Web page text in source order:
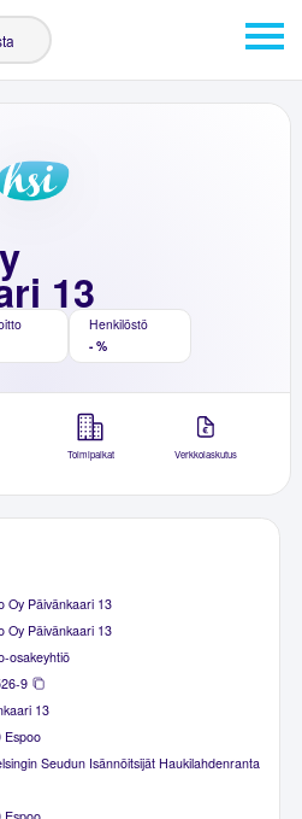
13
Henkilöstö
- %
Toimipaikat Verkkolaskutus
Oy Päivänkaari 13
Oy Päivänkaari 13
osakeyhtiö
9
13
Espoo
Seudun Isännöitsijät Haukilahdenranta